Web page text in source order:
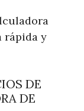
rápida y
DE
DE